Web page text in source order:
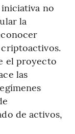
no
la
el proyecto
las
de activos,